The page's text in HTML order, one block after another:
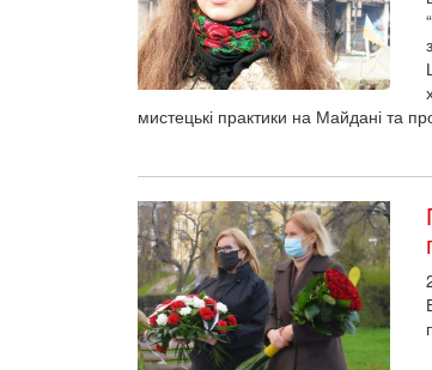
мистецькі практики на Майдані та